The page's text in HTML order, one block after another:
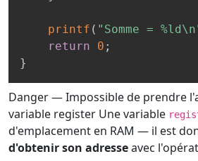
printf ( "Somme =
return
0 ;
}
Danger — Impossible de prendre
variable register Une variable
d'emplacement en RAM — il est
d'obtenir son adresseavec